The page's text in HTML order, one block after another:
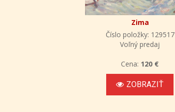
Zima
Číslo položky: 129517
Voľný predaj
Cena: 120 €
ZOBRAZIŤ